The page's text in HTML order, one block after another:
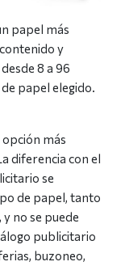
papel más
y
8 a 96
papel elegido.
opción más
diferencia con el
se
de papel, tanto
no se puede
publicitario
buzoneo,